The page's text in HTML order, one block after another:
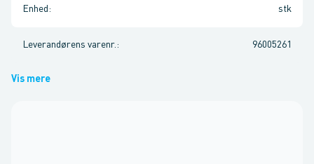
Enhed : stk
Leverandørens varenr. : 96005261
Vis mere